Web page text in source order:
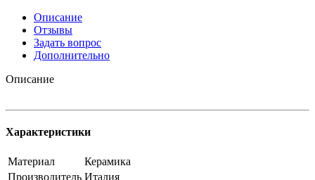
Описание
Отзывы
Задать вопрос
Дополнительно
Описание
Характеристики
Материал
Керамика
Производитель Италия